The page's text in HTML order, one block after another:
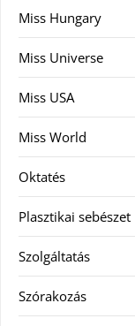
Miss Hungary
Miss Universe
Miss USA
Miss World
Oktatés
Plasztikai sebészet
Szolgáltatás
Szórakozás